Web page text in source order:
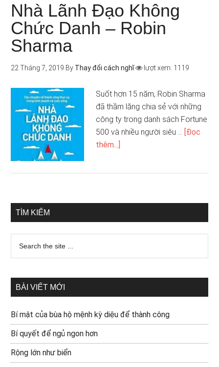
Nhà Lãnh Đạo Không
Chức Danh – Robin
Sharma
22 Tháng 7, 2019 By Thay đổi cách nghĩ lượt xem: 1119
Suốt hơn 15 năm, Robin Sharma
đã thầm lặng chia sẻ với những
công ty trong danh sách Fortune
500 và nhiều người siêu … [Đọc
thêm...]
TÌM KIẾM
BÀI VIẾT MỚI
Bí mật của bùa hộ mệnh kỳ diệu để thành công
Bí quyết để ngủ ngon hơn
Rộng lớn như biển